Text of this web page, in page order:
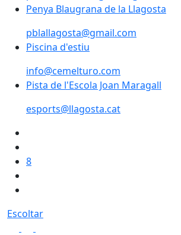
Penya Blaugrana de la Llagosta
pblallagosta@gmail.com
Piscina d'estiu
Piscina d'estiu
info@cemelturo.com
Pista de l'Escola Joan Maragall
Pista de l'Escola Joan Maragall
esports@llagosta.cat
8
Escoltar